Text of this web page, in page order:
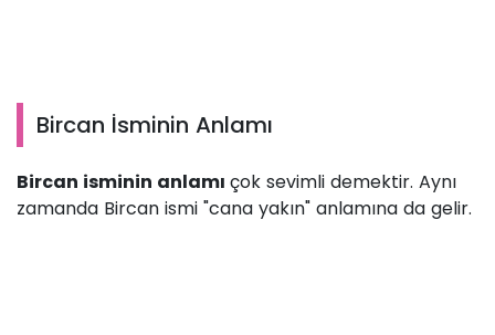
Bircan İsminin Anlamı
Bircan isminin anlamı çok sevimli demektir. Aynı
zamanda Bircan ismi "cana yakın" anlamına da gelir.